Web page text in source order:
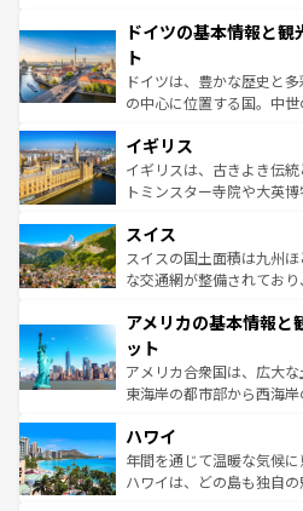
せる。地方によって風土
ンテンツ一覧 を参照してほ
で、幅広い魅力が詰まっ
聖堂、美しいビーチ、そ
から魅了する。また、フ
れ、フランス料理はユネ
香り高いラベンダー畑など
らに、パリ以外の地域に
も豊かな歴史と文化が息
を参照してほしい。
ドイツの基本情報と
ト
ドイツは、豊かな歴史と
の中心に位置する国。中
顔を持つこの国は、どこを
ルリンの文化的活気、バ
してライン川沿いのワイ
は、お酒好きな人にはぜひ体験し
ドイツ情報はコンテンツ一
イギリス
イギリスは、古きよき伝
トミンスター寺院や大英
リアごとに異なる魅力が
ティー、ビール好きには
戦など、本場だからこそ
ンツ一覧を参照してほしい
スイス
スイスの国土面積は九州
な交通網が整備されてお
の建物がそのまま残る町
博物館もあり、アルプス
ことができる。国民の所得
者向けの交通パス提供の
着のスイス情報は
アメリカの基本情報と
ット
アメリカ合衆国は、広大な
東海岸の都市部から西海
のような巨大都市は、観光
ンメントが詰まった刺激
西部には大自然が広がり
ハワイ
年間を通じて温暖な気候
ハワイは、どの島も独自